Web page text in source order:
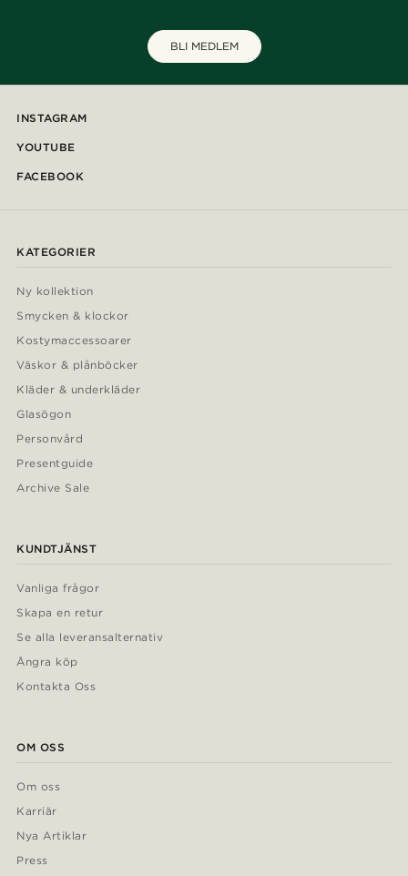
BLI MEDLEM
INSTAGRAM
YOUTUBE
FACEBOOK
KATEGORIER
Ny kollektion
Smycken & klockor
Kostymaccessoarer
Väskor & plånböcker
Kläder & underkläder
Glasögon
Personvård
Presentguide
Archive Sale
KUNDTJÄNST
Vanliga frågor
Skapa en retur
Se alla leveransalternativ
Ångra köp
Kontakta Oss
OM OSS
Om oss
Karriär
Nya Artiklar
Press